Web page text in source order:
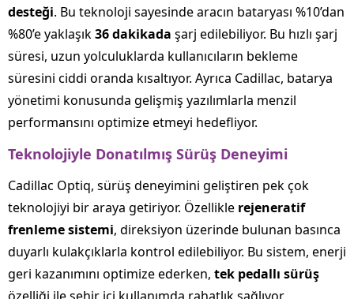
desteği. Bu teknoloji sayesinde aracın bataryası %10’dan
%80’e yaklaşık36 dakikada şarj edilebiliyor. Bu hızlı şarj
süresi, uzun yolculuklarda kullanıcıların bekleme
süresini ciddi oranda kısaltıyor. Ayrıca Cadillac, batarya
yönetimi konusunda gelişmiş yazılımlarla menzil
performansını optimize etmeyi hedefliyor.
Teknolojiyle Donatılmış Sürüş Deneyimi
Cadillac Optiq, sürüş deneyimini geliştiren pek çok
teknolojiyi bir araya getiriyor. Özellikle rejeneratif
frenleme sistemi, direksiyon üzerinde bulunan basınca
duyarlı kulakçıklarla kontrol edilebiliyor. Bu sistem, enerji
geri kazanımını optimize ederken, tek pedallı sürüş